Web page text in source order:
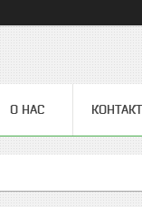
О НАС